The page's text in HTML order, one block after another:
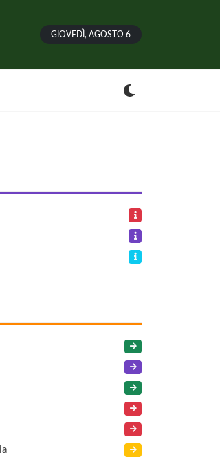
GIOVEDÌ, AGOSTO 6